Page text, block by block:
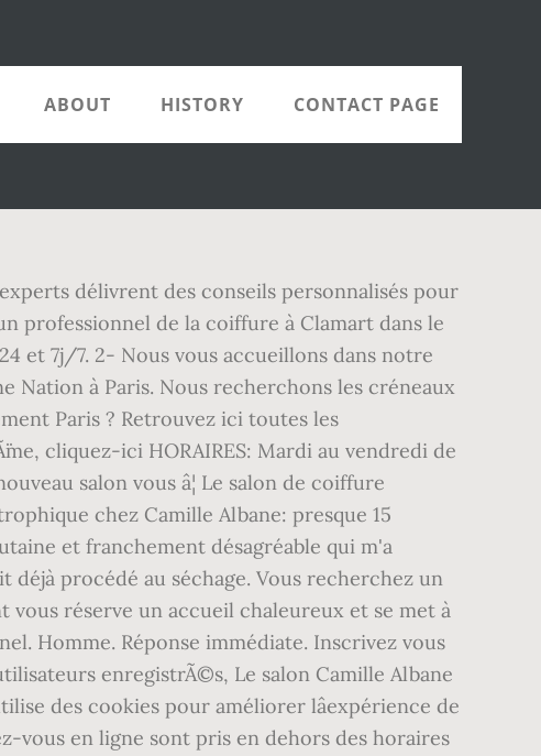
ABOUT HISTORY CONTACT PAGE
délivrent des conseils personnalisés pour
professionnel de la coiffure à Clamart dans le
et 7j/7. 2- Nous vous accueillons dans notre
Nation à Paris. Nous recherchons les créneaux
Paris ? Retrouvez ici toutes les
cliquez-ici HORAIRES: Mardi au vendredi de
salon vous â¦ Le salon de coiffure
chez Camille Albane: presque 15
et franchement désagréable qui m'a
déjà procédé au séchage. Vous recherchez un
réserve un accueil chaleureux et se met à
Homme. Réponse immédiate. Inscrivez vous
enregistrÃ©s, Le salon Camille Albane
des cookies pour améliorer lâexpérience de
vous en ligne sont pris en dehors des horaires